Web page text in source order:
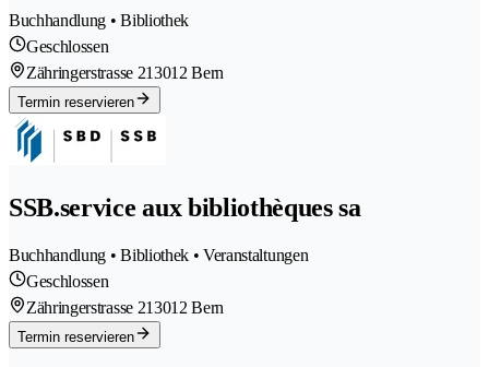
Buchhandlung • Bibliothek
Geschlossen
Zähringerstrasse 213012 Bern
Termin reservieren
SSB.service aux bibliothèques sa
Buchhandlung • Bibliothek • Veranstaltungen
Geschlossen
Zähringerstrasse 213012 Bern
Termin reservieren